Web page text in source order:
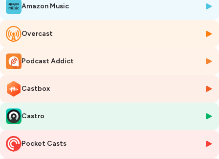
Deux formats vous accompagneront tout au long de cette
- Un format long, centré sur une rencontre et pensé comme une
immersion dans l’univers d’une marque ou d’une distillerie.
- Un format court, imaginé pour vous faire découvrir un produit en
particulier. Une dégustation imagée, sous la forme d’un portrait
chinois.
Et toujours une promesse : celle de vous faire voyager, chaque
d’exception.
En route !
Amazon Music
Overcast
Podcast Addict
Castbox
Castro
Pocket Casts